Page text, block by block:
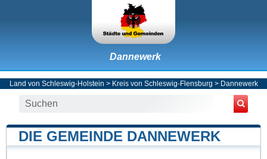
Dannewerk
Land von Schleswig-Holstein > Kreis von Schleswig-Flensburg > Dannewerk
DIE GEMEINDE DANNEWERK